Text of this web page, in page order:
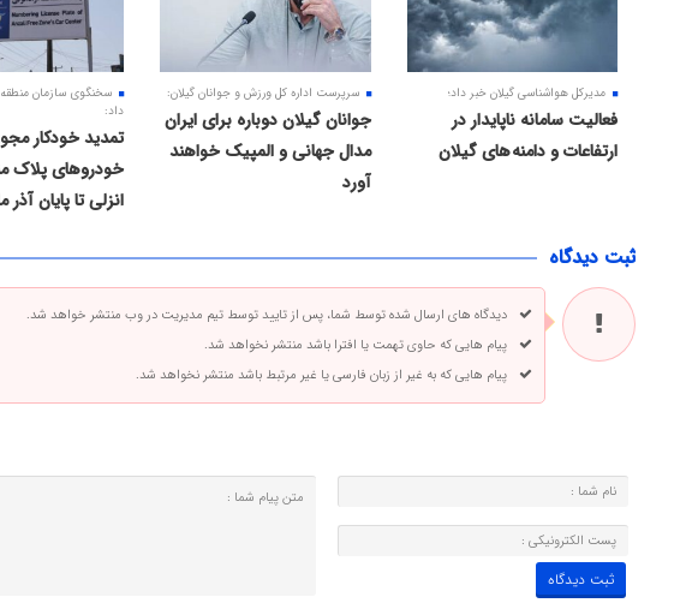
مدیرکل هواشناسی گیلان خبر داد؛
فعالیت سامانه ناپایدار در
ارتفاعات و دامنه های گیلان
سرپرست اداره کل ورزش و جوانان گیلان:
جوانان گیلان دوباره برای ایران
مدال جهانی و المپیک خواهند
آورد
سخنگوی سازمان منطقه
داد:
تمدید خودکار
خودروهای پلاک
انزلی تا پایان آذر
ثبت دیدگاه
دیدگاه های ارسال شده توسط شما، پس از تایید توسط تیم مدیریت در وب منتشر خواهد شد.
پیام هایی که حاوی تهمت یا افترا باشد منتشر نخواهد شد.
پیام هایی که به غیر از زبان فارسی یا غیر مرتبط باشد منتشر نخواهد شد.